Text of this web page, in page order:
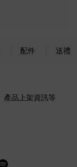
配件 送禮
產品上架資訊等